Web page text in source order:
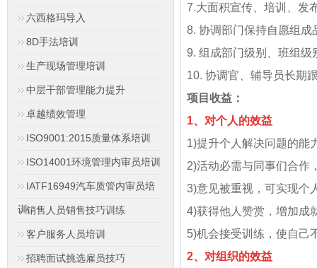
六西格玛导入
8D手法培训
生产现场管理培训
中层干部管理能力提升
卓越绩效管理
ISO9001:2015质量体系培训
ISO14001环境管理内审员培训
IATF16949汽车质管内审员培
训销售人员销售技巧训练
客户服务人员培训
招聘面试挑选雇员技巧
7.大面积宣传、培训、发
8. 协调部门保持自愿组成
9. 组成部门级别、班组级
10. 协调官、辅导员长期
项目收益：
1、对个人的效益
1)提升个人解决问题的能
2)活动必需与同事们合作
3)意见被重视，可实现个
4)获得他人赞赏，增加成
5)机会接受训练，使自己
2、对组织的效益